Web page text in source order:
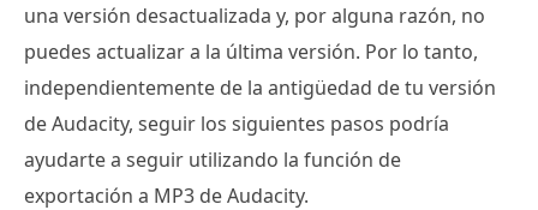
una versión desactualizada y, por alguna razón, no
puedes actualizar a la última versión. Por lo tanto,
independientemente de la antigüedad de tu versión
de Audacity, seguir los siguientes pasos podría
ayudarte a seguir utilizando la función de
exportación a MP3 de Audacity.